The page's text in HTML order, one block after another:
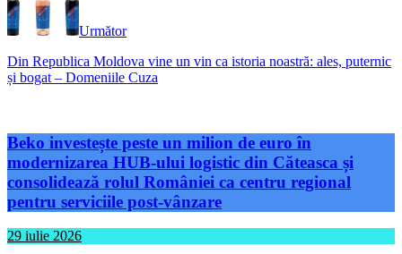
Următor
Din Republica Moldova vine un vin ca istoria noastră: ales, puternic
și bogat – Domeniile Cuza
Beko investește peste un milion de euro în
modernizarea HUB-ului logistic din Căteasca și
consolidează rolul României ca centru regional
pentru serviciile post-vânzare
29 iulie 2026